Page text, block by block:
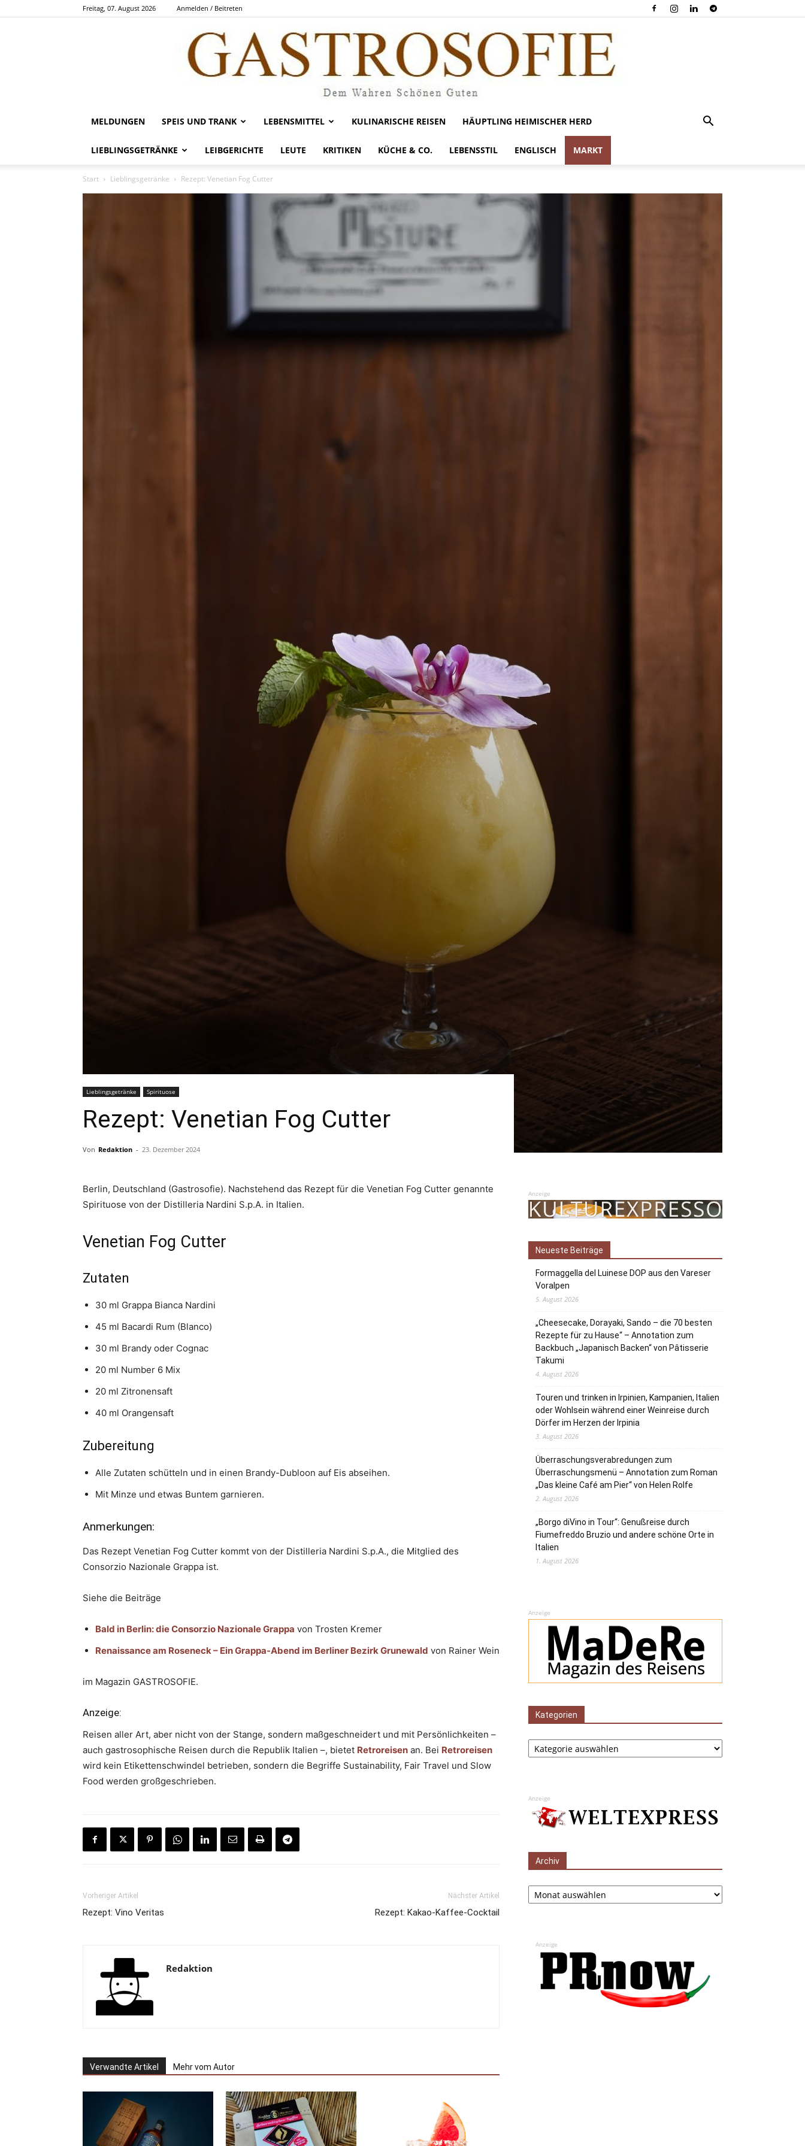
Freitag, 07. August 2026 Anmelden / Beitreten
Gastrosofie
MELDUNGEN SPEIS UND TRANK LEBENSMITTEL KULINARISCHE REISEN HÄUPTLING HEIMISCHER HERD
LIEBLINGSGETRÄNKE LEIBGERICHTE LEUTE KRITIKEN KÜCHE & CO. LEBENSSTIL ENGLISCH MARKT
Start Lieblingsgetränke Rezept: Venetian Fog Cutter
Lieblingsgetränke Spirituose
Rezept: Venetian Fog Cutter
Von Redaktion - 23. Dezember 2024
Berlin, Deutschland (Gastrosofie). Nachstehend das Rezept für die Venetian Fog Cutter genannte
Spirituose von der Distilleria Nardini S.p.A. in Italien.
Venetian Fog Cutter
Zutaten
30 ml Grappa Bianca Nardini
45 ml Bacardi Rum (Blanco)
30 ml Brandy oder Cognac
20 ml Number 6 Mix
20 ml Zitronensaft
40 ml Orangensaft
Zubereitung
Alle Zutaten schütteln und in einen Brandy-Dubloon auf Eis abseihen.
Mit Minze und etwas Buntem garnieren.
Anmerkungen:
Das Rezept Venetian Fog Cutter kommt von der Distilleria Nardini S.p.A., die Mitglied des
Consorzio Nazionale Grappa ist.
Siehe die Beiträge
Bald in Berlin: die Consorzio Nazionale Grappa von Trosten Kremer
Renaissance am Roseneck – Ein Grappa-Abend im Berliner Bezirk Grunewald von Rainer Wein
im Magazin GASTROSOFIE.
Anzeige:
Reisen aller Art, aber nicht von der Stange, sondern maßgeschneidert und mit Persönlichkeiten –
auch gastrosophische Reisen durch die Republik Italien –, bietet Retroreisen an. Bei Retroreisen
wird kein Etikettenschwindel betrieben, sondern die Begriffe Sustainability, Fair Travel und Slow
Food werden großgeschrieben.
Vorheriger Artikel
Rezept: Vino Veritas
Nächster Artikel
Rezept: Kakao-Kaffee-Cocktail
Redaktion
Verwandte Artikel Mehr vom Autor
Anzeige
Neueste Beiträge
Formaggella del Luinese DOP aus den Vareser
Voralpen
5. August 2026
„Cheesecake, Dorayaki, Sando – die 70 besten
Rezepte für zu Hause“ – Annotation zum
Backbuch „Japanisch Backen“ von Pâtisserie
Takumi
4. August 2026
Touren und trinken in Irpinien, Kampanien, Italien
oder Wohlsein während einer Weinreise durch
Dörfer im Herzen der Irpinia
3. August 2026
Überraschungsverabredungen zum
Überraschungsmenü – Annotation zum Roman
„Das kleine Café am Pier“ von Helen Rolfe
2. August 2026
„Borgo diVino in Tour“: Genußreise durch
Fiumefreddo Bruzio und andere schöne Orte in
Italien
1. August 2026
Anzeige
Kategorien
Kategorien
Anzeige
Archiv
Archiv
Anzeige